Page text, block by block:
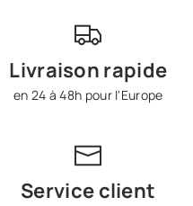
après des activités
Livraison rapide
en 24 à 48h pour l'Europe
Service client